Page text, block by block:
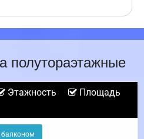
полутораэтажные
Этажность
Площадь
балконом